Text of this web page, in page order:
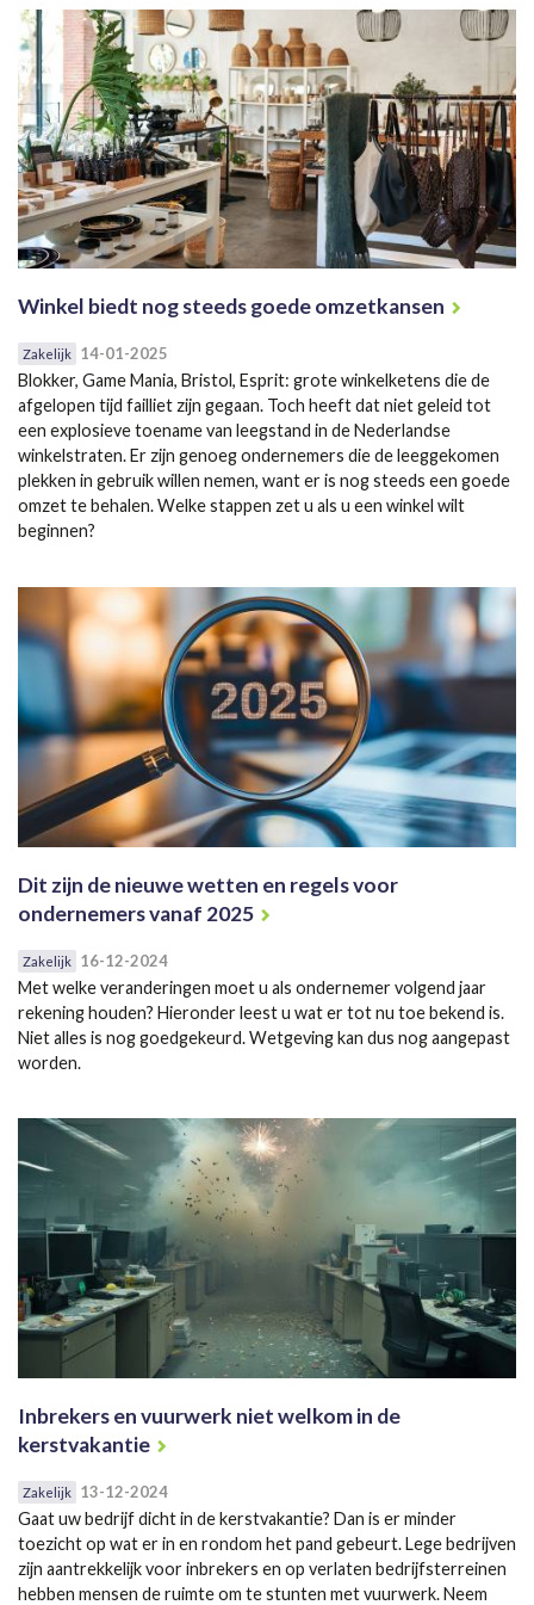
Winkel biedt nog steeds goede omzetkansen
Zakelijk 14-01-2025
Blokker, Game Mania, Bristol, Esprit: grote winkelketens die de
afgelopen tijd failliet zijn gegaan. Toch heeft dat niet geleid tot
een explosieve toename van leegstand in de Nederlandse
winkelstraten. Er zijn genoeg ondernemers die de leeggekomen
plekken in gebruik willen nemen, want er is nog steeds een goede
omzet te behalen. Welke stappen zet u als u een winkel wilt
beginnen?
Dit zijn de nieuwe wetten en regels voor
ondernemers vanaf 2025
Zakelijk 16-12-2024
Met welke veranderingen moet u als ondernemer volgend jaar
rekening houden? Hieronder leest u wat er tot nu toe bekend is.
Niet alles is nog goedgekeurd. Wetgeving kan dus nog aangepast
worden.
Inbrekers en vuurwerk niet welkom in de
kerstvakantie
Zakelijk 13-12-2024
Gaat uw bedrijf dicht in de kerstvakantie? Dan is er minder
toezicht op wat er in en rondom het pand gebeurt. Lege bedrijven
zijn aantrekkelijk voor inbrekers en op verlaten bedrijfsterreinen
hebben mensen de ruimte om te stunten met vuurwerk. Neem